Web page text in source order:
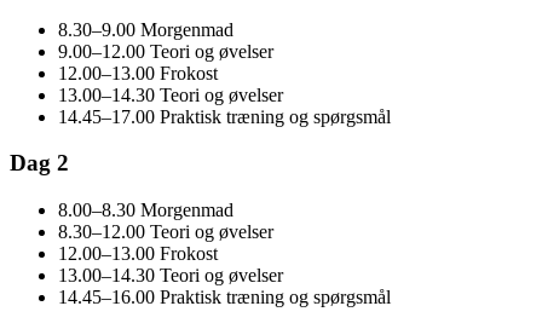
8.30–9.00 Morgenmad
9.00–12.00 Teori og øvelser
12.00–13.00 Frokost
13.00–14.30 Teori og øvelser
14.45–17.00 Praktisk træning og spørgsmål
Dag 2
8.00–8.30 Morgenmad
8.30–12.00 Teori og øvelser
12.00–13.00 Frokost
13.00–14.30 Teori og øvelser
14.45–16.00 Praktisk træning og spørgsmål